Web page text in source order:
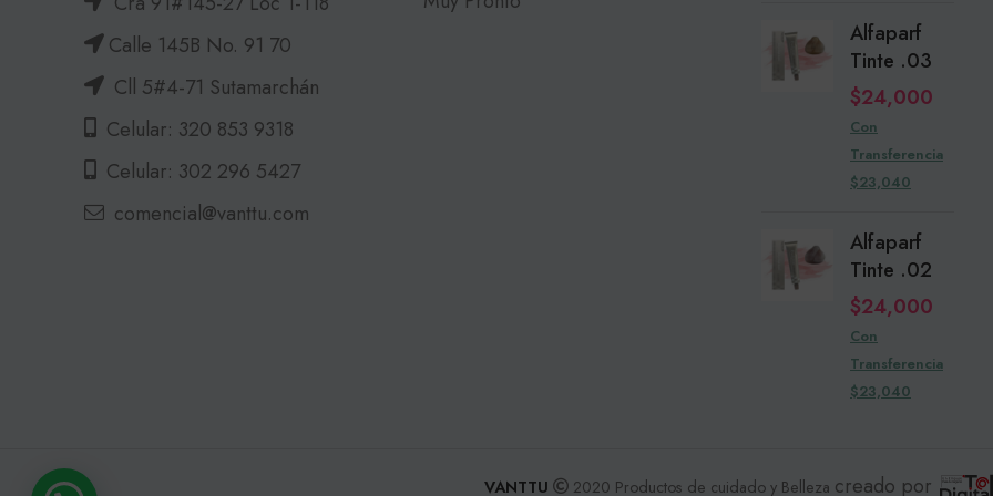
Calle 145B No. 91 70
Cll 5#4-71 Sutamarchán
Celular: 320 853 9318
Celular: 302 296 5427
comencial@vanttu.com
Alfaparf
Tinte .03
$24,000
Con
Transferencia
$23,040
Alfaparf
Tinte .02
$24,000
Con
Transferencia
$23,040
VANTTU 2020 Productos de cuidado y Belleza creado por